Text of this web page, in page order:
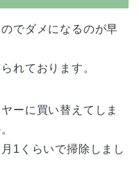
でダメになるのが早
れております。
ーに買い替えてしま
1くらいで掃除しまし